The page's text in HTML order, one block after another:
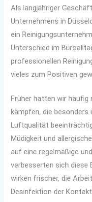
Als langjähriger
Unternehmens in
ein
Unterschied im
professionellen
vieles zum Positiven
Früher hatten wir häufig
kämpfen, die besonders
Luftqualität
Müdigkeit und
auf eine regelmäßige
verbesserten sich diese
wirken frischer, die
Desinfektion der